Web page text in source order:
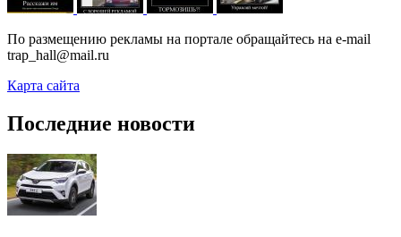
По размещению рекламы на портале обращайтесь на e-mail
trap_hall@mail.ru
Карта сайта
Последние новости